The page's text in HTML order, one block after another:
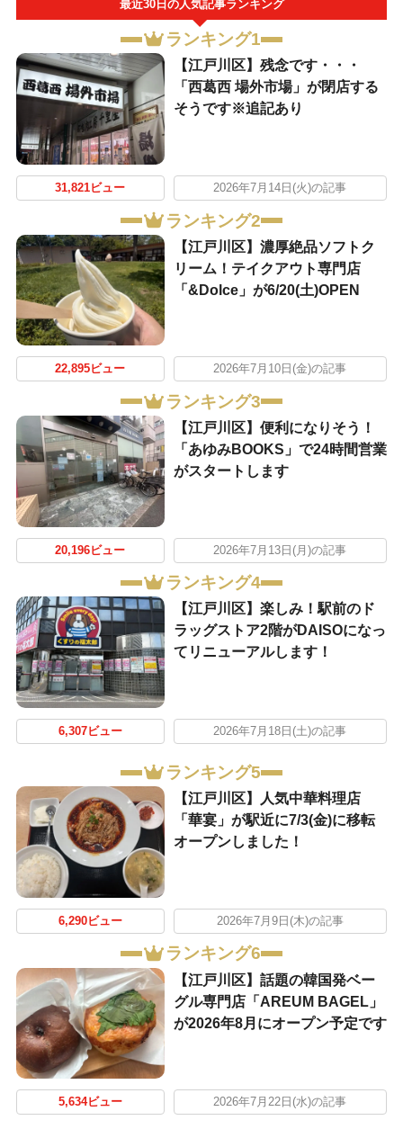
最近30日の人気記事ランキング
ランキング1
【江戸川区】残念です・・・
「西葛西 場外市場」が閉店する
そうです※追記あり
31,821ビュー 2026年7月14日(火)の記事
ランキング2
【江戸川区】濃厚絶品ソフトク
リーム！テイクアウト専門店
「&Dolce」が6/20(土)OPEN
22,895ビュー 2026年7月10日(金)の記事
ランキング3
【江戸川区】便利になりそう！
「あゆみBOOKS」で24時間営業
がスタートします
20,196ビュー 2026年7月13日(月)の記事
ランキング4
【江戸川区】楽しみ！駅前のド
ラッグストア2階がDAISOになっ
てリニューアルします！
6,307ビュー 2026年7月18日(土)の記事
ランキング5
【江戸川区】人気中華料理店
「華宴」が駅近に7/3(金)に移転
オープンしました！
6,290ビュー 2026年7月9日(木)の記事
ランキング6
【江戸川区】話題の韓国発ベー
グル専門店「AREUM BAGEL」
が2026年8月にオープン予定です
5,634ビュー 2026年7月22日(水)の記事